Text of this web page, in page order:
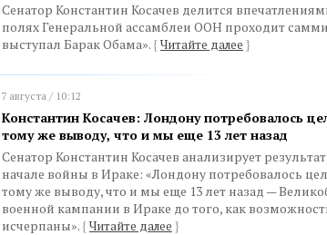
Сенатор Константин Косачев делится
полях Генеральной ассамблеи ООН проходит
выступал Барак Обама». { Читайте далее }
7 августа / 10:12
Константин Косачев: Лондону потребовалось
тому же выводу, что и мы еще 13 лет назад
Сенатор Константин Косачев анализирует
начале войны в Ираке: «Лондону потребовалось
тому же выводу, что и мы еще 13 лет назад —
военной кампании в Ираке до того, как
исчерпаны». { Читайте далее }